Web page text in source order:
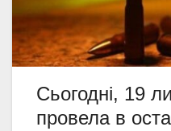
Сьогодні, 19
провела в